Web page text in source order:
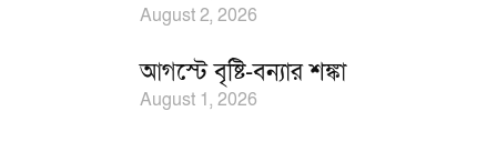
August 2, 2026
আগস্টে বৃষ্টি-বন্যার শঙ্কা
August 1, 2026